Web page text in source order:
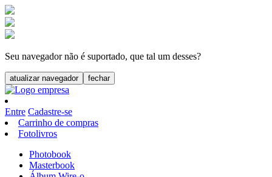
Seu navegador não é suportado, que tal um desses?
atualizar navegador fechar
Entre Cadastre-se
Carrinho de compras
Fotolivros
Photobook
Masterbook